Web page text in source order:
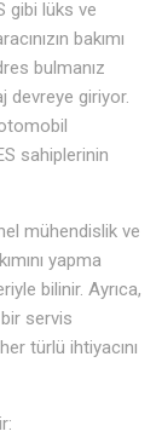
gibi lüks ve
bakımı
bulmanız
devreye giriyor.
sahiplerinin
mühendislik ve
yapma
bilinir. Ayrıca,
servis
türlü ihtiyacını